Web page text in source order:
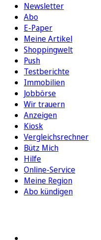
Newsletter
Abo
E-Paper
Meine Artikel
Shoppingwelt
Push
Testberichte
Immobilien
Jobbörse
Wir trauern
Anzeigen
Kiosk
Vergleichsrechner
Bütz Mich
Hilfe
Online-Service
Meine Region
Abo kündigen